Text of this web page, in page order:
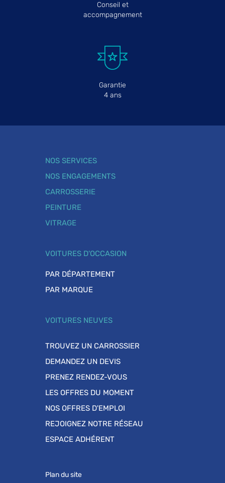
Conseil et
accompagnement
Garantie
4 ans
NOS SERVICES
NOS ENGAGEMENTS
CARROSSERIE
PEINTURE
VITRAGE
VOITURES D'OCCASION
PAR DÉPARTEMENT
PAR MARQUE
VOITURES NEUVES
TROUVEZ UN CARROSSIER
DEMANDEZ UN DEVIS
PRENEZ RENDEZ-VOUS
LES OFFRES DU MOMENT
NOS OFFRES D'EMPLOI
REJOIGNEZ NOTRE RÉSEAU
ESPACE ADHÉRENT
Plan du site